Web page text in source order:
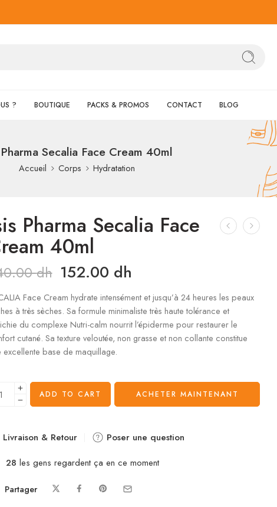
? BOUTIQUE PACKS & PROMOS CONTACT BLOG
Secalia Face Cream 40ml
Accueil Corps Hydratation
Pharma Secalia Face
40ml
dh 152.00 dh
Face Cream hydrate intensément et jusqu’à 24 heures les peaux
à très sèches. Sa formule minimaliste très haute tolérance et
du complexe Nutri-calm nourrit l’épiderme pour restaurer le
cutané. Sa texture veloutée, non grasse et non collante constitue
excellente base de maquillage.
ADD TO CART ACHETER MAINTENANT
Livraison & Retour
Poser une question
28 les gens regardent ça en ce moment
Partager